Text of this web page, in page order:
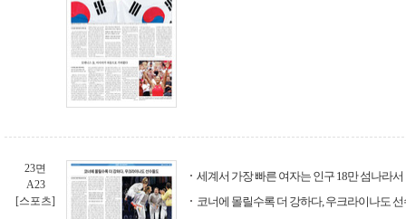
23면
A23
[스포츠]
세계서 가장 빠른 여자는 인구 18만 섬나라
코너에 몰릴수록 더 강하다, 우크라이나도